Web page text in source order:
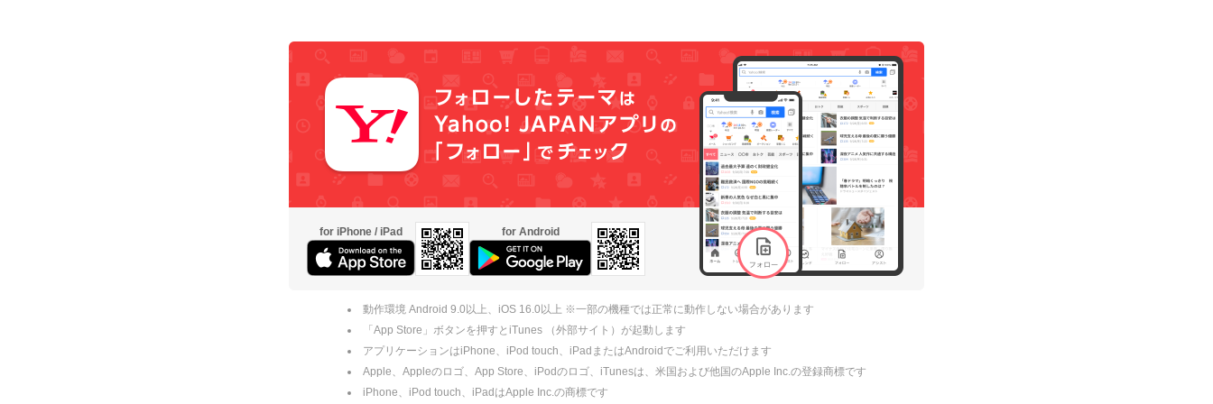
for iPhone / iPad for Android
動作環境 Android 9.0以上、iOS 16.0以上 ※一部の機種では正常に動作しない場合があります
「App Store」ボタンを押すとiTunes （外部サイト）が起動します
アプリケーションはiPhone、iPod touch、iPadまたはAndroidでご利用いただけます
Apple、Appleのロゴ、App Store、iPodのロゴ、iTunesは、米国および他国のApple Inc.の登録商標です
iPhone、iPod touch、iPadはApple Inc.の商標です